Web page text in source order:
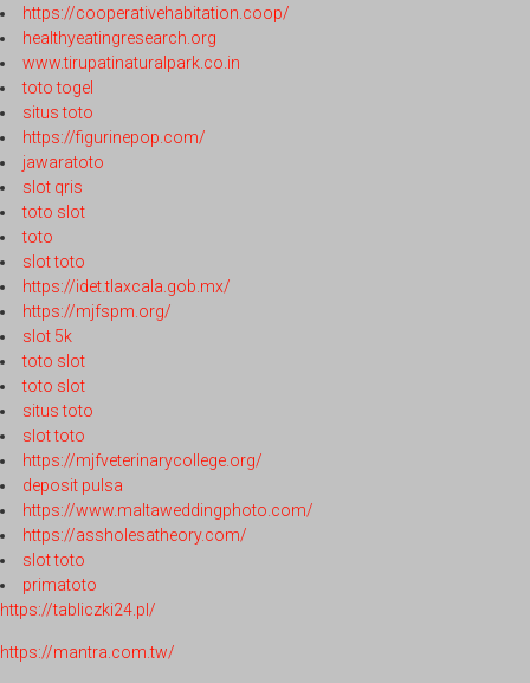
https://cooperativehabitation.coop/
healthyeatingresearch.org
www.tirupatinaturalpark.co.in
toto togel
situs toto
https://figurinepop.com/
jawaratoto
slot qris
toto slot
toto
slot toto
https://idet.tlaxcala.gob.mx/
https://mjfspm.org/
slot 5k
toto slot
toto slot
situs toto
slot toto
https://mjfveterinarycollege.org/
deposit pulsa
https://www.maltaweddingphoto.com/
https://assholesatheory.com/
slot toto
primatoto
https://tabliczki24.pl/
https://mantra.com.tw/